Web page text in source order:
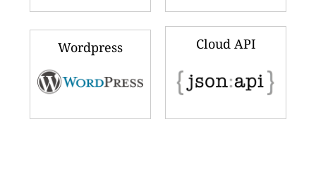
Wordpress Cloud API